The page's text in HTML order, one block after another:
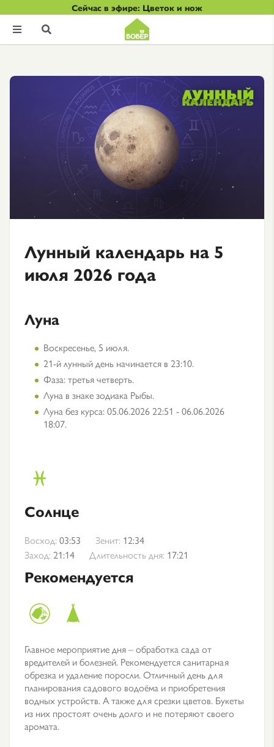
Сейчас в эфире: Цветок и нож
 
Лунный календарь на 5
июля 2026 года
Луна
Воскресенье, 5 июля.
21-й лунный день начинается в 23:10.
Фаза: третья четверть.
Луна в знаке зодиака Рыбы.
Луна без курса: 05.06.2026 22:51 - 06.06.2026
18:07.
Солнце
Восход: 03:53 Зенит: 12:34
Заход: 21:14 Длительность дня: 17:21
Рекомендуется
Главное мероприятие дня – обработка сада от
вредителей и болезней. Рекомендуется санитарная
обрезка и удаление поросли. Отличный день для
планирования садового водоёма и приобретения
водных устройств. А также для срезки цветов. Букеты
из них простоят очень долго и не потеряют своего
аромата.